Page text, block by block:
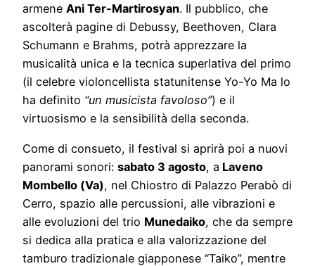
armene Ani Ter-Martirosyan. Il pubblico, che
ascolterà pagine di Debussy, Beethoven, Clara
Schumann e Brahms, potrà apprezzare la
musicalità unica e la tecnica superlativa del primo
(il celebre violoncellista statunitense Yo-Yo Ma lo
ha definito “un musicista favoloso”) e il
virtuosismo e la sensibilità della seconda.
Come di consueto, il festival si aprirà poi a nuovi
panorami sonori: sabato 3 agosto, a Laveno
Mombello (Va), nel Chiostro di Palazzo Perabò di
Cerro, spazio alle percussioni, alle vibrazioni e
alle evoluzioni del trio Munedaiko, che da sempre
si dedica alla pratica e alla valorizzazione del
tamburo tradizionale giapponese “Taiko”, mentre